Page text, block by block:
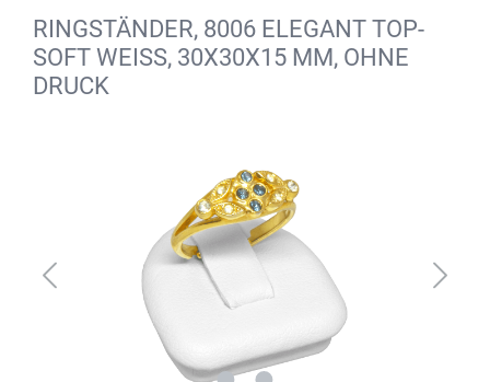
RINGSTÄNDER, 8006 ELEGANT TOP-
SOFT WEISS, 30X30X15 MM, OHNE
DRUCK